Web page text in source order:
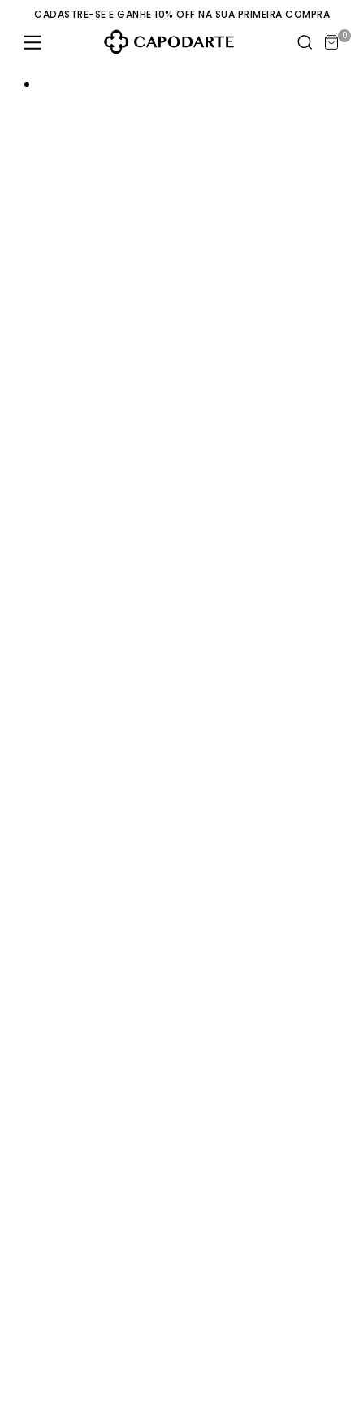
CADASTRE-SE E GANHE 10% OFF NA SUA PRIMEIRA COMPRA
0